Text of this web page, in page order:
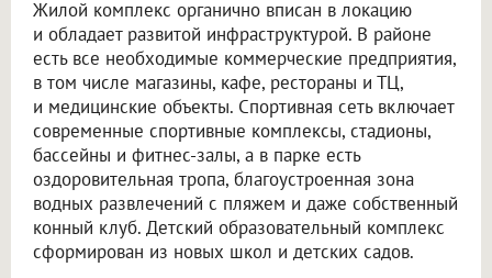
Жилой комплекс органично вписан в локацию
и обладает развитой инфраструктурой. В районе
есть все необходимые коммерческие предприятия,
в том числе магазины, кафе, рестораны и ТЦ,
и медицинские объекты. Спортивная сеть включает
современные спортивные комплексы, стадионы,
бассейны и фитнес-залы, а в парке есть
оздоровительная тропа, благоустроенная зона
водных развлечений с пляжем и даже собственный
конный клуб. Детский образовательный комплекс
сформирован из новых школ и детских садов.